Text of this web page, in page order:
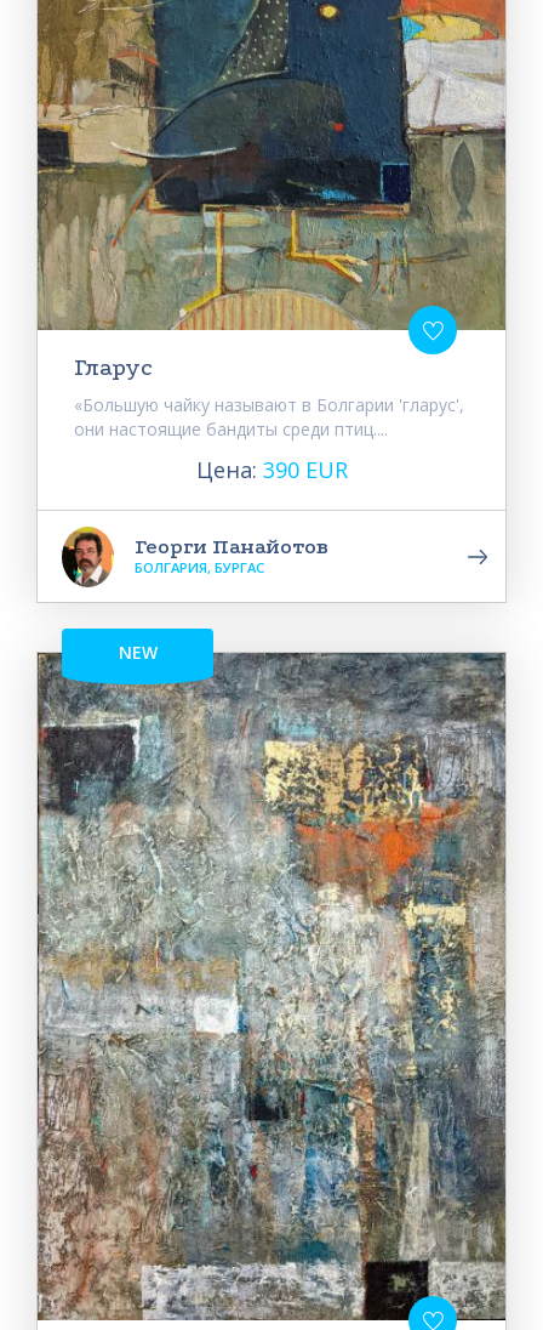
Гларус
«Большую чайку называют в Болгарии 'гларус',
они настоящие бандиты среди птиц....
Цена: 390 EUR
Георги Панайотов
БОЛГАРИЯ, БУРГАС
NEW